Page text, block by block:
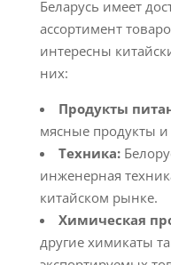
Беларусь имеет
ассортимент
интересны
них:
Продукты
мясные продукты и
Техника:
инженерная
китайском рынке.
Химическая
другие химикаты